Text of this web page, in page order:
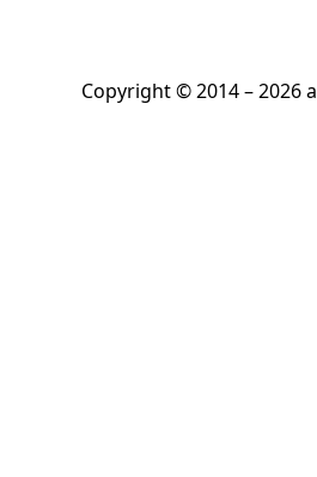
Copyright © 2014 – 2026